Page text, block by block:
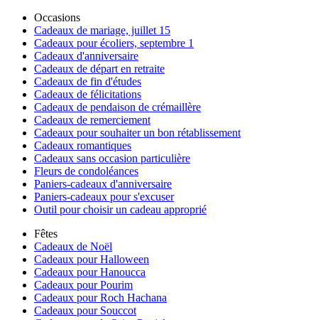
Occasions
Cadeaux de mariage, juillet 15
Cadeaux pour écoliers, septembre 1
Cadeaux d'anniversaire
Cadeaux de départ en retraite
Cadeaux de fin d'études
Cadeaux de félicitations
Cadeaux de pendaison de crémaillère
Cadeaux de remerciement
Cadeaux pour souhaiter un bon rétablissement
Cadeaux romantiques
Cadeaux sans occasion particulière
Fleurs de condoléances
Paniers-cadeaux d'anniversaire
Paniers-cadeaux pour s'excuser
Outil pour choisir un cadeau approprié
Fêtes
Cadeaux de Noël
Cadeaux pour Halloween
Cadeaux pour Hanoucca
Cadeaux pour Pourim
Cadeaux pour Roch Hachana
Cadeaux pour Souccot